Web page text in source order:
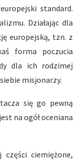
standard.
Działając dla
europejską, tzn. z
forma poczucia
dla ich rodzimej
misjonarzy.
się go pewną
na ogół oceniana
ciemiężone,